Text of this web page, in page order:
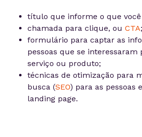
título que informe o que
chamada para clique, ou CTA;
formulário para captar as
pessoas que se interessaram
serviço ou produto;
técnicas de otimização para
busca (SEO) para as pessoas
landing page.